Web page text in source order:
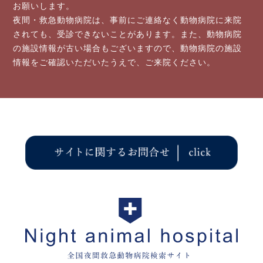
お願いします。
夜間・救急動物病院は、事前にご連絡なく動物病院に来院
されても、受診できないことがあります。また、動物病院
の施設情報が古い場合もございますので、動物病院の施設
情報をご確認いただいたうえで、ご来院 ください。